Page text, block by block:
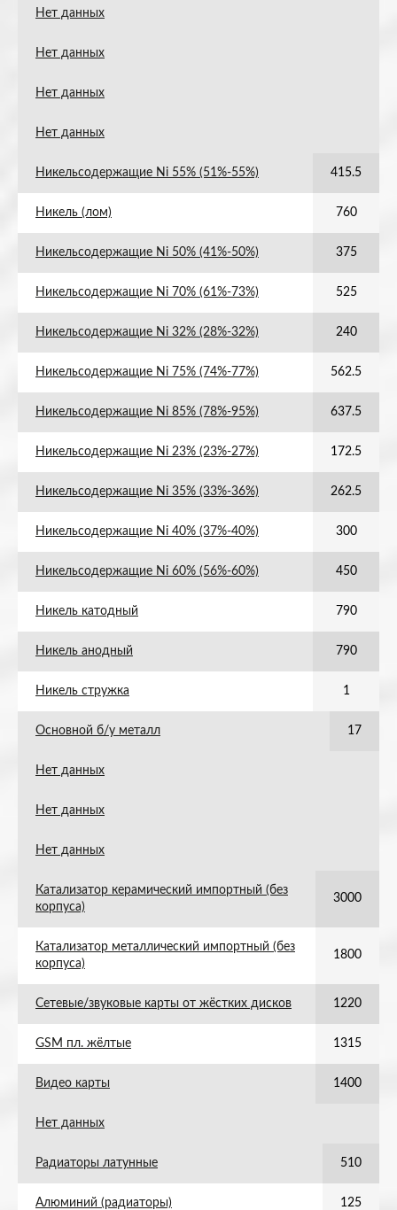
Нет данных
Нет данных
Нет данных
Нет данных
Никельсодержащие Ni 55% (51%-55%) 415.5
Никель (лом) 760
Никельсодержащие Ni 50% (41%-50%) 375
Никельсодержащие Ni 70% (61%-73%) 525
Никельсодержащие Ni 32% (28%-32%) 240
Никельсодержащие Ni 75% (74%-77%) 562.5
Никельсодержащие Ni 85% (78%-95%) 637.5
Никельсодержащие Ni 23% (23%-27%) 172.5
Никельсодержащие Ni 35% (33%-36%) 262.5
Никельсодержащие Ni 40% (37%-40%) 300
Никельсодержащие Ni 60% (56%-60%) 450
Никель катодный 790
Никель анодный 790
Никель стружка 1
Основной б/у металл 17
Нет данных
Нет данных
Нет данных
Катализатор керамический импортный (без
корпуса)
3000
Катализатор металлический импортный (без
корпуса)
1800
Сетевые/звуковые карты от жёстких дисков 1220
GSM пл. жёлтые 1315
Видео карты 1400
Нет данных
Радиаторы латунные 510
Алюминий (радиаторы) 125